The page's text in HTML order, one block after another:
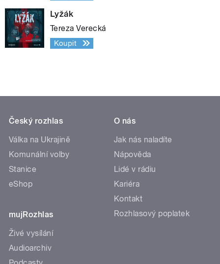
Lyžák
Tereza Verecká
Koupit
Český rozhlas
Válka na Ukrajině
Komunální volby
Stanice
eShop
mujRozhlas
Živé vysílání
Audioarchiv
O nás
Jak nás naladíte
Nápověda
Lidé v rádiu
Kariéra
Kontakt
Rozhlasový poplatek